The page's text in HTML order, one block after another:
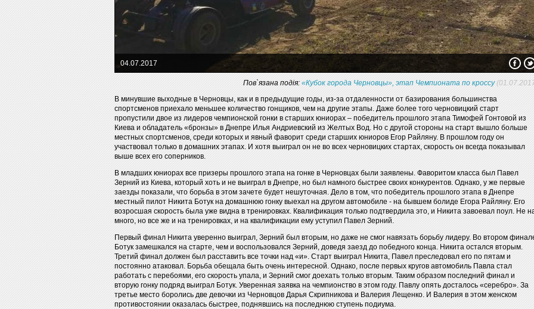
04.07.2017
Пов`язана подія: «Кубок города Черновцы», этап Чемпионата по кроссу
В минувшие выходные в Черновцы, как и в предыдущие годы, из-за отдаленности от базирования большинства
спортсменов приехало меньшее количество гонщиков, чем на другие этапы. Даже более того черновицкий старт
пропустили двое из лидеров чемпионской гонки в старших юниорах – победитель прошлого этапа Тимофей Гонтовой из
Киева и обладатель «бронзы» в Днепре Илья Андриевский из Желтых Вод. Но с другой стороны на старт вышло больше
местных спортсменов, среди которых и явный фаворит среди старших юниоров Егор Райляну. В прошлом году он
участвовал только в домашних этапах. И хотя выиграл он не во всех черновицких стартах, скорость он всегда показывал
выше всех его соперников.
В младших юниорах все призеры прошлого этапа на гонке в Черновцах были заявлены. Фаворитом класса был Павел
Зерний из Киева, который хоть и не выиграл в Днепре, но был намного быстрее своих конкурентов. Однако, у же первые
заезды показали, что борьба в этом зачете будет нешуточная. Дело в том, что победитель прошлого этапа в Днепре
местный пилот Никита Ботук на домашнюю гонку выехал на другом автомобиле - на бывшем болиде Егора Райляну. Его
возросшая скорость была уже видна в тренировках. Квалификация только подтвердила это, и Никита завоевал поул. Не
много, но все же и на тренировках, и на квалификации ему уступил Павел Зерний.
Первый финал Никита уверенно выиграл, Зерний был вторым, но даже не смог навязать борьбу лидеру. Во втором
Ботук замешкался на старте, чем и воспользовался Зерний, доведя заезд до победного конца. Никита остался вторым.
Третий финал должен был расставить все точки над «и». Старт выиграл Никита, Павел преследовал его по пятам и
постоянно атаковал. Борьба обещала быть очень интересной. Однако, после первых кругов автомобиль Павла стал
работать с перебоями, его скорость упала, и Зерний смог доехать только вторым. Таким образом последний финал и
вторую гонку подряд выиграл Ботук. Уверенная заявка на чемпионство в этом году. Павлу опять досталось «серебро». За
третье место боролись две девочки из Черновцов Дарья Скрипникова и Валерия Лещенко. И Валерия в этом женском
противостоянии оказалась быстрее, поднявшись на последнюю ступень подиума.